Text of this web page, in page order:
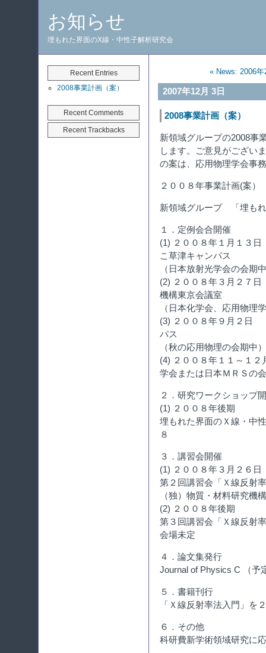
お知らせ
埋もれた界面のX線・中性子解析研究会
« News: 2006年
2007年12月 3日
2008事業計画（案）
新領域グループの2008事
します。ご意見がござい
の案は、応用物理学会事
２００８年事業計画(案）
新領域グループ 「埋も
１．定例会合開催
(1) ２００８年１月１３
こ草津キャンパス
（日本放射光学会の会期
(2) ２００８年３月２７
機構東京会議室
（日本化学会、応用物理
(3) ２００８年９月２日
パス
（秋の応用物理の会期中）
(4) ２００８年１１～１
学会または日本ＭＲＳの
２．研究ワークショップ
(1) ２００８年後期
埋もれた界面のＸ線・中
８
３．講習会開催
(1) ２００８年３月２６日
第２回講習会「Ｘ線反射
（独）物質・材料研究機
(2) ２００８年後期
第３回講習会「Ｘ線反射
会場未定
４．論文集発行
Journal of Physics C （予
５．書籍刊行
「Ｘ線反射率法入門」を
６．その他
科研費新学術領域研究に
Recent Entries
2008事業計画（案）
Recent Comments
Recent Trackbacks